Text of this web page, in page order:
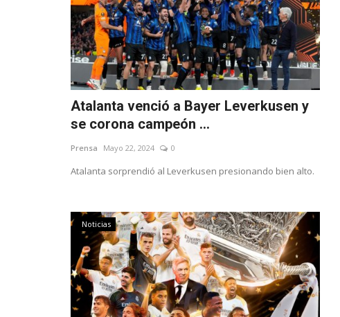
Atalanta venció a Bayer Leverkusen y
se corona campeón ...
Prensa Mayo 22, 2024 0
Atalanta sorprendió al Leverkusen presionando bien alto.
Noticias